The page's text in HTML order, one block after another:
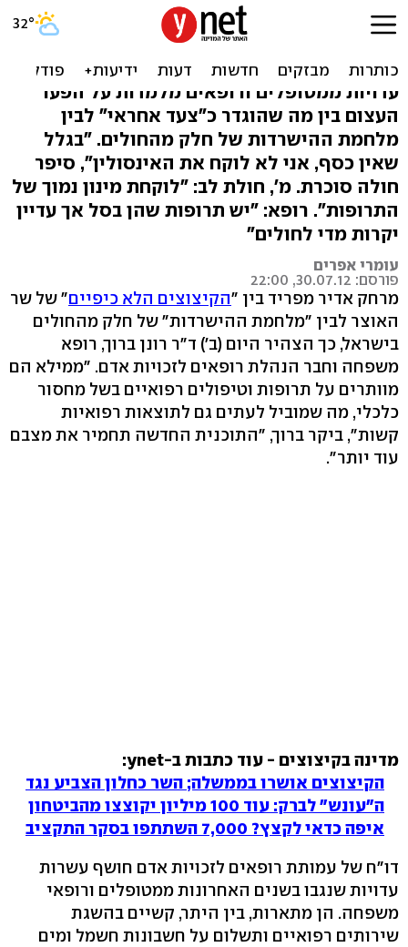
מדינה בקיצוצים: "מוותרים
על תרופות כי אין כסף"
עדויות ממטופלים ורופאים מלמדות על הפער
העצום בין מה שהוגדר כ"צעד אחראי" לבין
מלחמת ההישרדות של חלק מהחולים. "בגלל
שאין כסף, אני לא לוקח את האינסולין", סיפר
חולה סוכרת. מ', חולת לב: "לוקחת מינון נמוך של
התרופות". רופא: "יש תרופות שהן בסל אך עדיין
יקרות מדי לחולים"
עומרי אפרים
פורסם: 30.07.12, 22:00
מרחק אדיר מפריד בין "הקיצוצים הלא כיפיים" של שר
האוצר לבין "מלחמת ההישרדות" של חלק מהחולים
בישראל, כך הצהיר היום (ב') ד"ר רונן ברוך, רופא
משפחה וחבר הנהלת רופאים לזכויות אדם. "ממילא הם
מוותרים על תרופות וטיפולים רפואיים בשל מחסור
כלכלי, מה שמוביל לעתים גם לתוצאות רפואיות
קשות", ביקר ברוך, "התוכנית החדשה תחמיר את מצבם
עוד יותר".
מדינה בקיצוצים - עוד כתבות ב-ynet:
הקיצוצים אושרו בממשלה; השר כחלון הצביע נגד
ה"עונש" לברק: עוד 100 מיליון יקוצצו מהביטחון
איפה כדאי לקצץ? 7,000 השתתפו בסקר התקציב
דו"ח של עמותת רופאים לזכויות אדם חושף עשרות
עדויות שנגבו בשנים האחרונות ממטופלים ורופאי
משפחה. הן מתארות, בין היתר, קשיים בהשגת
שירותים רפואיים ותשלום על חשבונות חשמל ומים